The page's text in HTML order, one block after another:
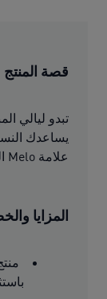
قصة المنتج
يساعدك
علامة Melo التجارية أسلوب الملعب المميز.
المزايا